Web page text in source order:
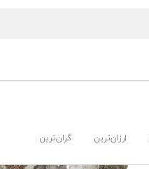
ارزان‌ترین گران‌ترین